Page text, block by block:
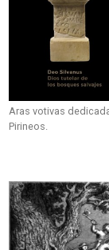
Aras votivas
Pirineos.